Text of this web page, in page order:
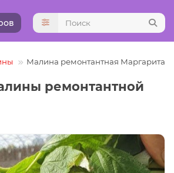
Малина ремонтантная Маргарита
ремонтантной